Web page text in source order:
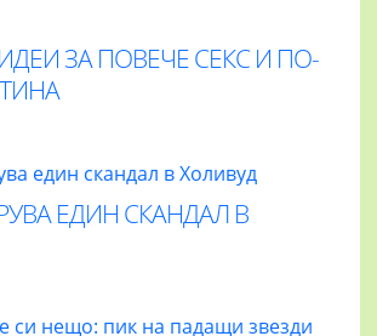
ЗА ПОВЕЧЕ СЕКС И ПО-
ЕДИН СКАНДАЛ В